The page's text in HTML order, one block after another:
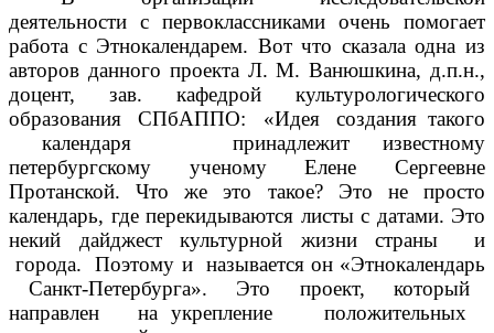
деятельности с первоклассниками очень помогает
работа с Этнокалендарем. Вот что сказала одна из
авторов данного проекта Л. М. Ванюшкина, д.п.н.,
доцент, зав. кафедрой культурологического
образования СПбАППО: «Идея создания такого
календаря принадлежит известному
петербургскому ученому Елене Сергеевне
Протанской. Что же это такое? Это не просто
календарь, где перекидываются листы с датами. Это
некий дайджест культурной жизни страны и
города. Поэтому и называется он «Этнокалендарь
Санкт-Петербурга». Это проект, который
направлен на укрепление положительных